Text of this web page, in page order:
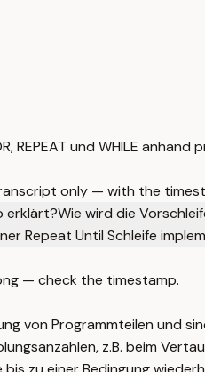
REPEAT und WHILE
only — with the
erklärt?Wie wird die
Repeat Until Schleife
— check the timestamp.
von Programmteilen und
z.B. beim